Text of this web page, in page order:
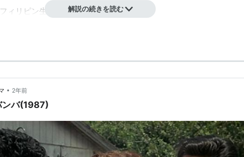
ィリピン生まれ。
と私》の王様役でブロードウェイ・デビューを飾り、トニー賞ミュ
(1998)
ァ(2000)
解説の続きを読む
• 2年前
バ(1987)